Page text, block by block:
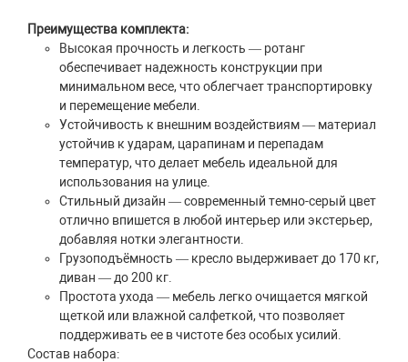
Преимущества комплекта:
Высокая прочность и легкость — ротанг
обеспечивает надежность конструкции при
минимальном весе, что облегчает транспортировку
и перемещение мебели.
Устойчивость к внешним воздействиям — материал
устойчив к ударам, царапинам и перепадам
температур, что делает мебель идеальной для
использования на улице.
Стильный дизайн — современный темно-серый цвет
отлично впишется в любой интерьер или экстерьер,
добавляя нотки элегантности.
Грузоподъёмность — кресло выдерживает до 170 кг,
диван — до 200 кг.
Простота ухода — мебель легко очищается мягкой
щеткой или влажной салфеткой, что позволяет
поддерживать ее в чистоте без особых усилий.
Состав набора: